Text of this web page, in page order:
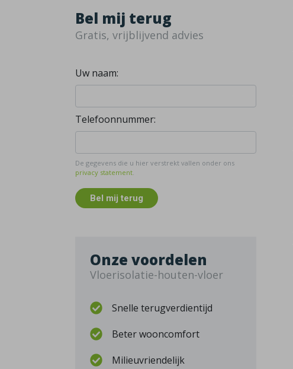
Bel mij terug
Gratis, vrijblijvend advies
Uw naam:
Telefoonnummer:
De gegevens die u hier verstrekt vallen onder ons
privacy statement.
Bel mij terug
Onze voordelen
Vloerisolatie-houten-vloer
Snelle terugverdientijd
Beter wooncomfort
Milieuvriendelijk